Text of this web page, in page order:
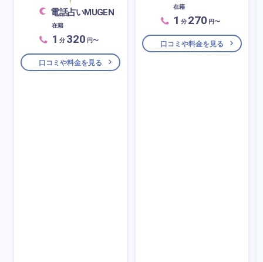
電話占いMUGEN
在籍
1 分 320 円〜
口コミや料金を見る
在籍
1 分 270 円〜
口コミや料金を見る